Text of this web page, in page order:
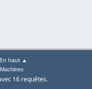
En haut ▲
16 requêtes.